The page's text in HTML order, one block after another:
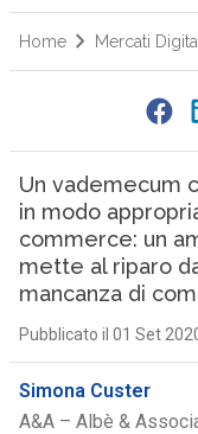
Home Mercati
Un vademecum
in modo
commerce: un
mette al riparo
mancanza di
Pubblicato il 01 Set
Simona Custer
A&A – Albè &